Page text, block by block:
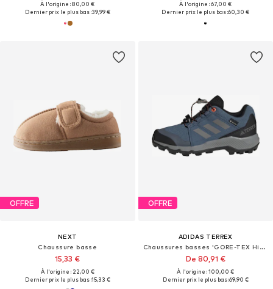
À l'origine : 80,00 €
Dernier prix le plus bas :39,99 €
À l'origine : 67,00 €
Dernier prix le plus bas :60,30 €
OFFRE
NEXT
Chaussure basse
15,33 €
À l'origine : 22,00 €
Dernier prix le plus bas :15,33 €
OFFRE
ADIDAS TERREX
Chaussures basses 'GORE-TEX Hiking'
De 80,91 €
À l'origine : 100,00 €
Dernier prix le plus bas :69,90 €